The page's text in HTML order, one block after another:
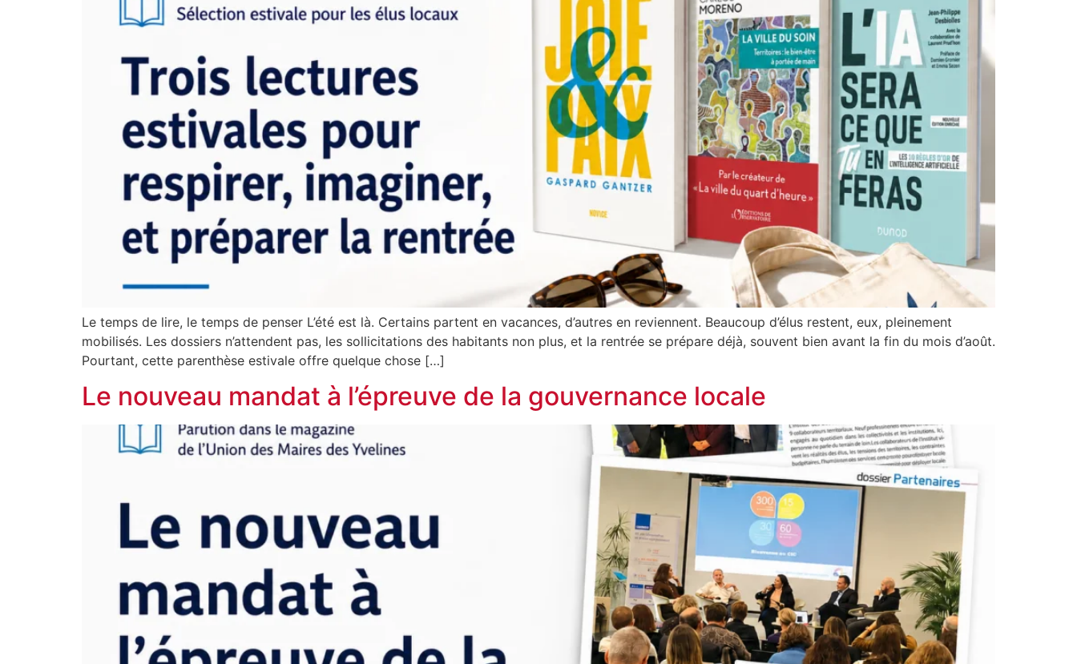
Le temps de lire, le temps de penser L’été est là. Certains partent en vacances, d’autres en reviennent. Beaucoup d’élus restent, eux, pleinement
mobilisés. Les dossiers n’attendent pas, les sollicitations des habitants non plus, et la rentrée se prépare déjà, souvent bien avant la fin du mois d’août.
Pourtant, cette parenthèse estivale offre quelque chose […]
Le nouveau mandat à l’épreuve de la gouvernance locale